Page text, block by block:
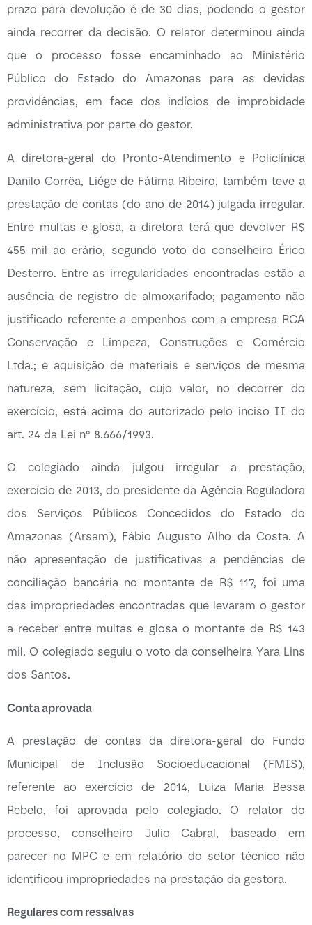
prazo para devolução é de 30 dias, podendo o gestor
ainda recorrer da decisão. O relator determinou ainda
que o processo fosse encaminhado ao Ministério
Público do Estado do Amazonas para as devidas
providências, em face dos indícios de improbidade
administrativa por parte do gestor.
A diretora-geral do Pronto-Atendimento e Policlínica
Danilo Corrêa, Liége de Fátima Ribeiro, também teve a
prestação de contas (do ano de 2014) julgada irregular.
Entre multas e glosa, a diretora terá que devolver R$
455 mil ao erário, segundo voto do conselheiro Érico
Desterro. Entre as irregularidades encontradas estão a
ausência de registro de almoxarifado; pagamento não
justificado referente a empenhos com a empresa RCA
Conservação e Limpeza, Construções e Comércio
Ltda.; e aquisição de materiais e serviços de mesma
natureza, sem licitação, cujo valor, no decorrer do
exercício, está acima do autorizado pelo inciso II do
art. 24 da Lei n° 8.666/1993.
O colegiado ainda julgou irregular a prestação,
exercício de 2013, do presidente da Agência Reguladora
dos Serviços Públicos Concedidos do Estado do
Amazonas (Arsam), Fábio Augusto Alho da Costa. A
não apresentação de justificativas a pendências de
conciliação bancária no montante de R$ 117, foi uma
das impropriedades encontradas que levaram o gestor
a receber entre multas e glosa o montante de R$ 143
mil. O colegiado seguiu o voto da conselheira Yara Lins
dos Santos.
Conta aprovada
A prestação de contas da diretora-geral do Fundo
Municipal de Inclusão Socioeducacional (FMIS),
referente ao exercício de 2014, Luiza Maria Bessa
Rebelo, foi aprovada pelo colegiado. O relator do
processo, conselheiro Julio Cabral, baseado em
parecer no MPC e em relatório do setor técnico não
identificou impropriedades na prestação da gestora.
Regulares com ressalvas